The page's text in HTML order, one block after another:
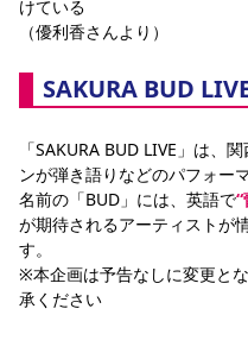
けている
（優利香さんより）
SAKURA BUD
「SAKURA BUD LIVE」は、
ンが弾き語りなどのパフォー
名前の「BUD」には、英語で“
が期待されるアーティストが
す。
※本企画は予告なしに変更と
承ください